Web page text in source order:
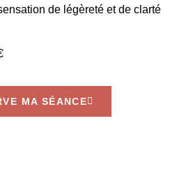
de légèreté et de clarté
MA SÉANCE